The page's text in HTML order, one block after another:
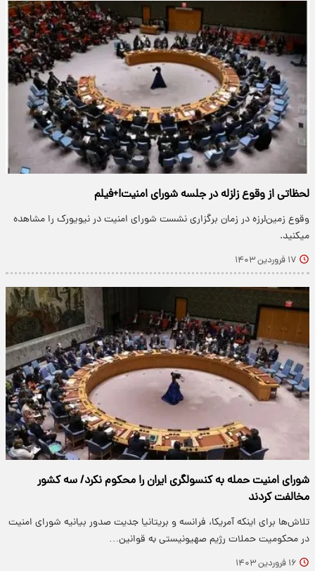
لحظاتی از وقوع زلزله در جلسه شورای امنیت!+فیلم
وقوع زمین‌لرزه در زمان برگزاری نشست شورای امنیت در نیویورک را مشاهده
میکنید.
۱۷ فروردین ۱۴۰۳
شورای امنیت حمله به کنسولگری ایران را محکوم نکرد/ سه کشور
مخالفت کردند
تلاش‌ها برای اینکه آمریکا، فرانسه و بریتانیا جدیت صدور بیانیه شورای امنیت
در محکومیت حملات رژیم صهیونیستی به قوانین…
۱۶ فروردین ۱۴۰۳